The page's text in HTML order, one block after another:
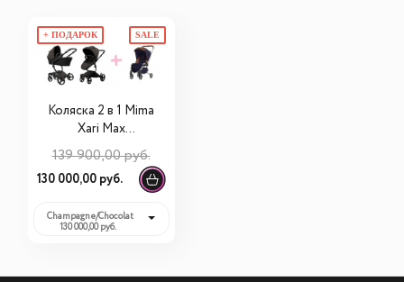
SALE
+ ПОДАРОК
Коляска 2 в 1 Mima
Xari Max
139 900,00 руб.
130 000,00 руб.
Champagne/Chocolate/Black:
130 000,00 руб.